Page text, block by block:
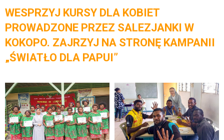
WESPRZYJ KURSY DLA KOBIET
PROWADZONE PRZEZ SALEZJANKI W
KOKOPO. ZAJRZYJ NA STRONĘ KAMPANII
„ŚWIATŁO DLA PAPUI”